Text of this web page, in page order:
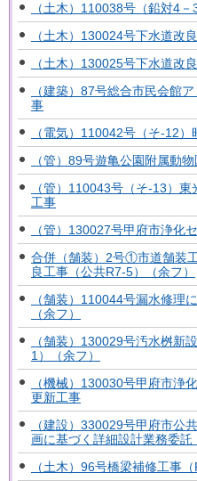
（土木）110038号（鉛対4
（土木）130024号下水道改
（土木）130025号下水道改
（建築）87号総合市民会館
事
（電気）110042号（そ-12
（管）89号遊亀公園附属動
（管）110043号（そ-13）
工事
（管）130027号甲府市浄化
合併（舗装）2号①市道舗装
良工事（公共R7-5）（余フ）
（舗装）110044号漏水修理
（余フ）
（舗装）130029号汚水桝新
1）（余フ）
（機械）130030号甲府市浄
更新工事
（建設）330029号甲府市公
画に基づく詳細設計業務委託
（土木）96号橋梁補修工事（